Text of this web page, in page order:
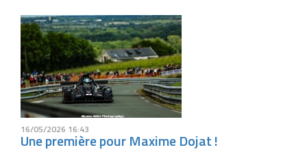
16/05/2026 16:43
Une première pour Maxime Dojat !